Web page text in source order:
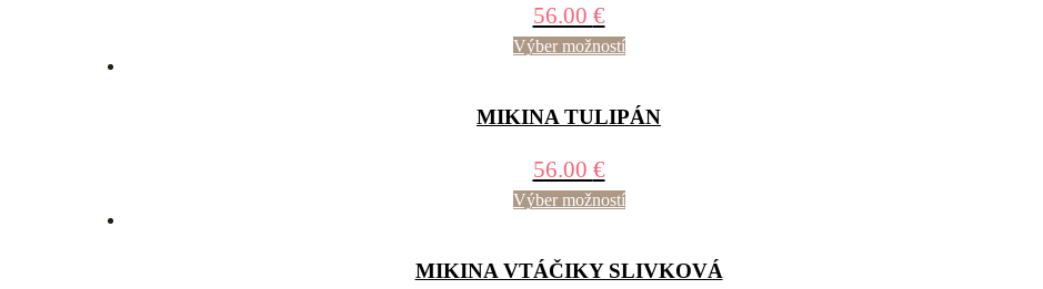
56.00 €
Výber možností
MIKINA TULIPÁN
56.00 €
Výber možností
MIKINA VTÁČIKY SLIVKOVÁ